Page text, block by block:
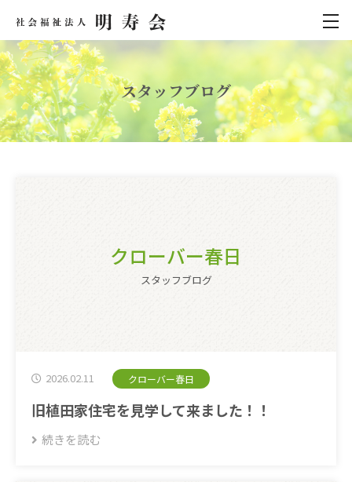
スタッフブログ
クローバー春日
スタッフブログ
2026.02.11 クローバー春日
旧植田家住宅を見学して来ました！！
続きを読む